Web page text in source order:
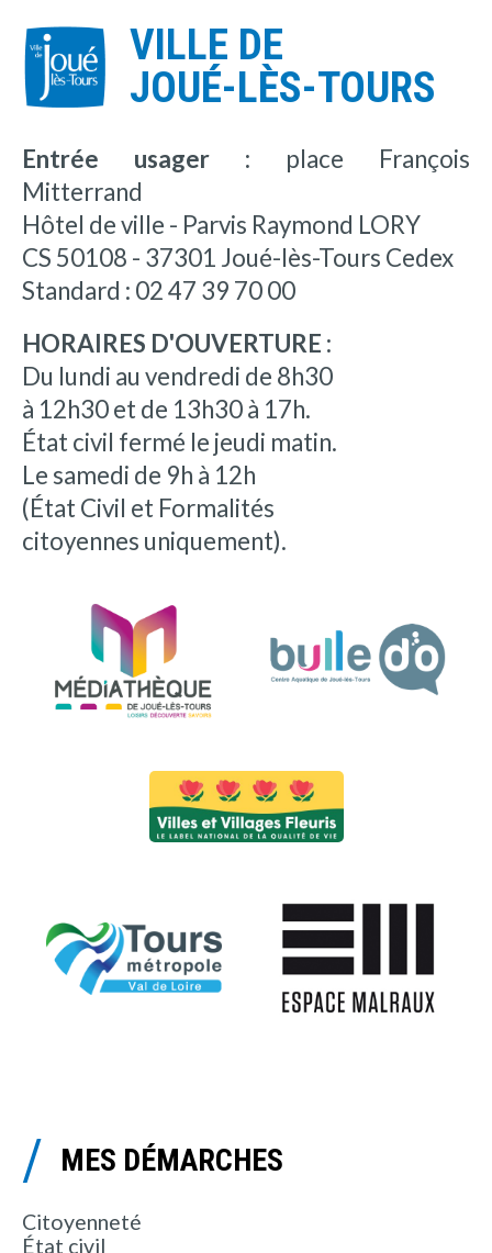
VILLE DE
JOUÉ-LÈS-TOURS
Entrée usager : place François
Mitterrand
Hôtel de ville - Parvis Raymond LORY
CS 50108 - 37301 Joué-lès-Tours Cedex
Standard : 02 47 39 70 00
HORAIRES D'OUVERTURE :
Du lundi au vendredi de 8h30
à 12h30 et de 13h30 à 17h.
État civil fermé le jeudi matin.
Le samedi de 9h à 12h
(État Civil et Formalités
citoyennes uniquement).
MES DÉMARCHES
Citoyenneté
État civil